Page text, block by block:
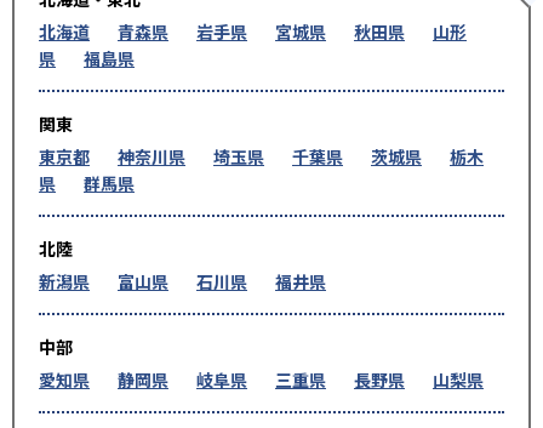
北海道
青森県 岩手県 宮城県 秋田県
山形
県
福島県
関東
東京都
神奈川県 埼玉県 千葉県 茨城県
栃木
県
群馬県
北陸
新潟県
富山県 石川県 福井県
中部
愛知県
静岡県 岐阜県 三重県 長野県 山梨県